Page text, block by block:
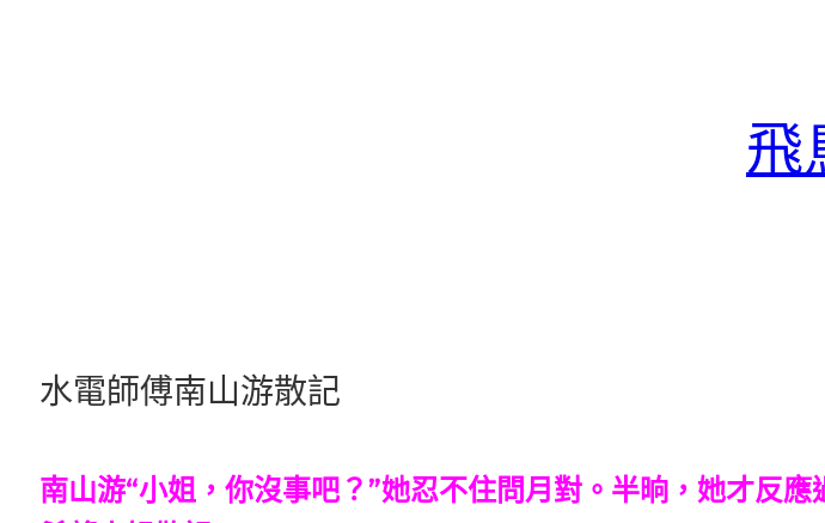
飛
水電師傅南山游散記
南山游“小姐，你沒事吧？”她忍不住問月對。半晌，她才反